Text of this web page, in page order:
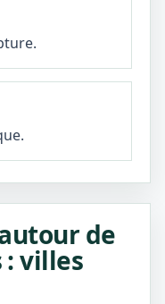
de
: villes